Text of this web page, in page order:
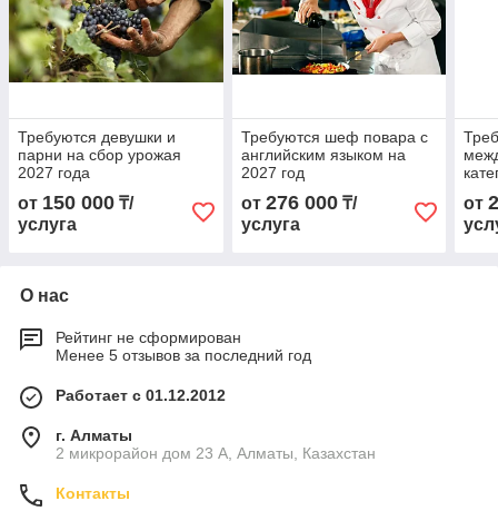
Требуются девушки и
парни на сбор урожая
2027 года
от 150 000 ₸/
услуга
Требуются шеф повара с
английским языком на
2027 год
от 276 000₸/
услуга
от
О нас
Рейтинг не сформирован
Менее 5 отзывов за последний год
Работает с 01.12.2012
г. Алматы
2 микрорайон дом 23 А, Алматы, Казахстан
Контакты